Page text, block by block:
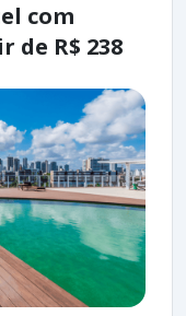
com
de R$ 238